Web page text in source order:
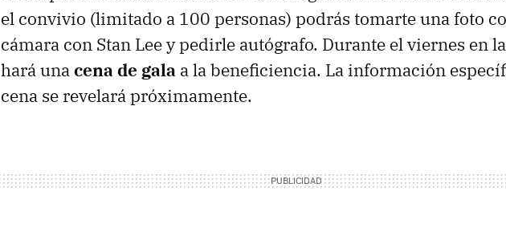
el convivio (limitado a 100 personas) podrás tomarte una foto
cámara con Stan Lee y pedirle autógrafo. Durante el viernes en
hará unacena de gala a la beneficiencia. La información
cena se revelará próximamente.